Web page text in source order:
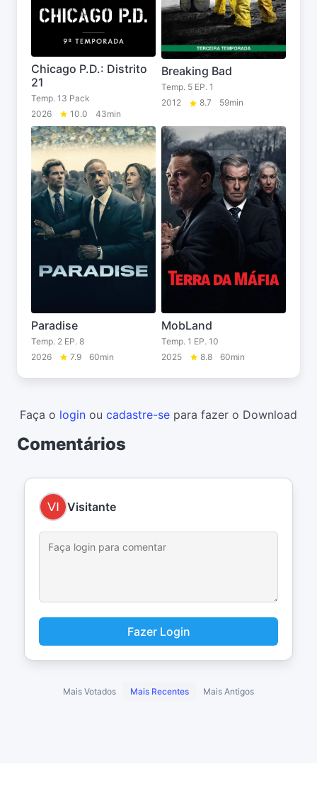
Chicago P.D.: Distrito
21
Temp. 13 Pack
2026
10.0 43min
Breaking Bad
Temp. 5 EP. 1
2012
8.7 59min
Paradise
Temp. 2 EP. 8
2026
7.9 60min
MobLand
Temp. 1 EP. 10
2025
8.8 60min
Faça o login ou cadastre-se para fazer o Download
Comentários
Visitante
Fazer Login
Mais Votados Mais Recentes Mais Antigos